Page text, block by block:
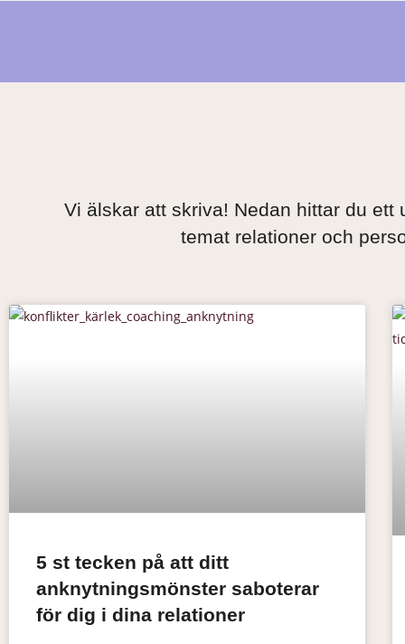
Vi älskar att skriva! Nedan hittar du ett
temat relationer och
5 st tecken på att ditt
anknytningsmönster saboterar
för dig i dina relationer